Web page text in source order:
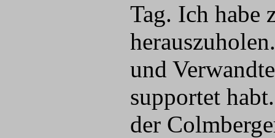
Tag. Ich habe
und
supportet
der